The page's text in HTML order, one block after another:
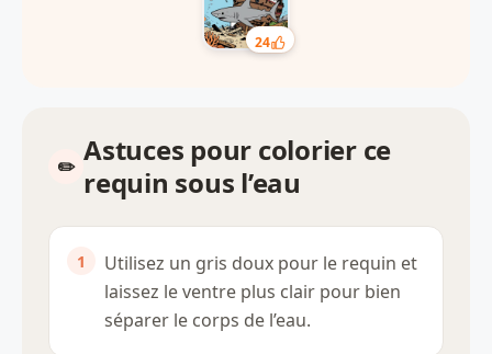
24
Astuces pour colorier ce
requin sous l’eau
Utilisez un gris doux pour le requin et
laissez le ventre plus clair pour bien
séparer le corps de l’eau.